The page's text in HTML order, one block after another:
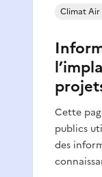
Cette
publics
des
Climat Air